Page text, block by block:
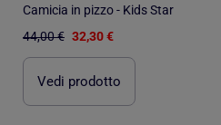
Camicia in pizzo - Kids Star
44,00 € 32,30 €
Vedi prodotto